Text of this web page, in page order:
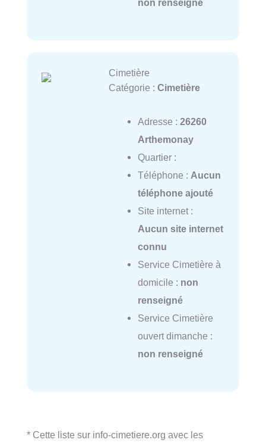
non renseigné
Cimetière
Catégorie : Cimetière
Adresse : 26260
Arthemonay
Quartier :
Téléphone : Aucun
téléphone ajouté
Site internet :
Aucun site internet
connu
Service Cimetière à
domicile : non
renseigné
Service Cimetière
ouvert dimanche :
non renseigné
* Cette liste sur info-cimetiere.org avec les